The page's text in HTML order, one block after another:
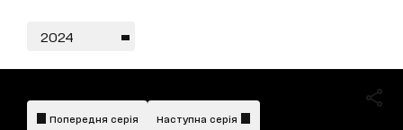
2024
Попередня серія Наступна серія